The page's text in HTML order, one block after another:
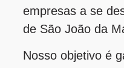
empresas a se
de São João da
Nosso objetivo é